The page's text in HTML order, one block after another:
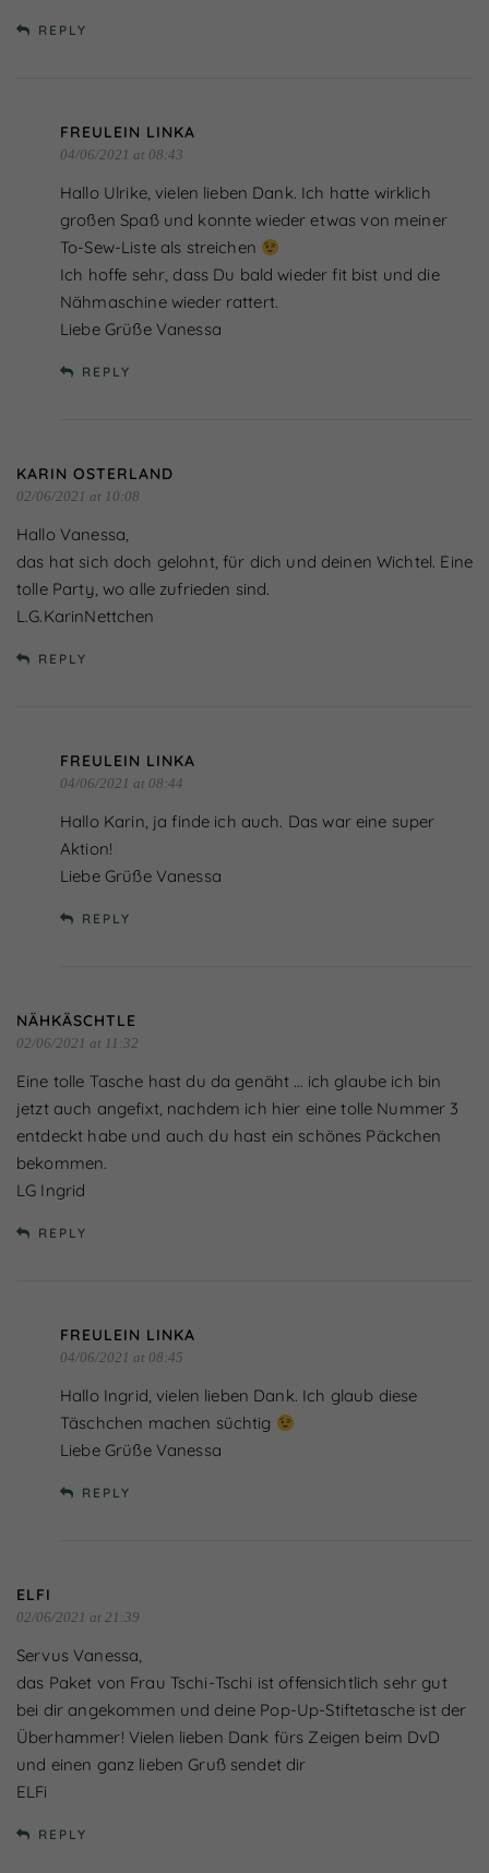
REPLY
FREULEIN LINKA
04/06/2021 at 08:43
Hallo Ulrike, vielen lieben Dank. Ich hatte wirklich
großen Spaß und konnte wieder etwas von meiner
To-Sew-Liste als streichen
Ich hoffe sehr, dass Du bald wieder fit bist und die
Nähmaschine wieder rattert.
Liebe Grüße Vanessa
REPLY
KARIN OSTERLAND
02/06/2021 at 10:08
Hallo Vanessa,
das hat sich doch gelohnt, für dich und deinen Wichtel. Eine
tolle Party, wo alle zufrieden sind.
L.G.KarinNettchen
REPLY
FREULEIN LINKA
04/06/2021 at 08:44
Hallo Karin, ja finde ich auch. Das war eine super
Aktion!
Liebe Grüße Vanessa
REPLY
NÄHKÄSCHTLE
02/06/2021 at 11:32
Eine tolle Tasche hast du da genäht … ich glaube ich bin
jetzt auch angefixt, nachdem ich hier eine tolle Nummer 3
entdeckt habe und auch du hast ein schönes Päckchen
bekommen.
LG Ingrid
REPLY
FREULEIN LINKA
04/06/2021 at 08:45
Hallo Ingrid, vielen lieben Dank. Ich glaub diese
Täschchen machen süchtig
Liebe Grüße Vanessa
REPLY
ELFI
02/06/2021 at 21:39
Servus Vanessa,
das Paket von Frau Tschi-Tschi ist offensichtlich sehr gut
bei dir angekommen und deine Pop-Up-Stiftetasche ist der
Überhammer! Vielen lieben Dank fürs Zeigen beim DvD
und einen ganz lieben Gruß sendet dir
ELFi
REPLY